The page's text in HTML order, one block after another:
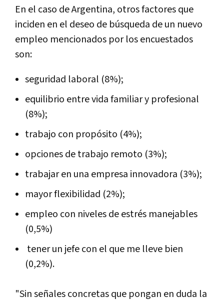
En el caso de Argentina, otros factores que
inciden en el deseo de búsqueda de un nuevo
empleo mencionados por los encuestados
son:
seguridad laboral (8%);
equilibrio entre vida familiar y profesional
(8%);
trabajo con propósito (4%);
opciones de trabajo remoto (3%);
trabajar en una empresa innovadora (3%);
mayor flexibilidad (2%);
empleo con niveles de estrés manejables
(0,5%)
tener un jefe con el que me lleve bien
(0,2%).
"Sin señales concretas que pongan en duda la